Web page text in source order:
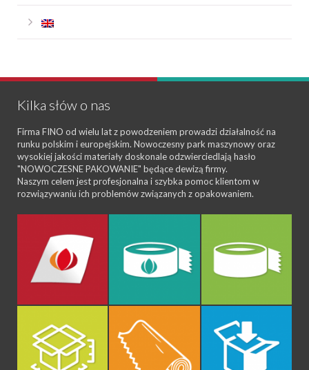
Kilka słów o nas
Firma FINO od wielu lat z powodzeniem prowadzi działalność na
runku polskim i europejskim. Nowoczesny park maszynowy oraz
wysokiej jakości materiały doskonale odzwierciedlają hasło
"NOWOCZESNE PAKOWANIE" będące dewizą firmy.
Naszym celem jest profesjonalna i szybka pomoc klientom w
rozwiązywaniu ich problemów związanych z opakowaniem.